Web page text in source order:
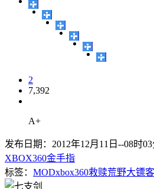
2
7,392
A+
发布日期：2012年12月11日--08时
XBOX360金手指
标签： MODxbox360救赎荒野大镖客